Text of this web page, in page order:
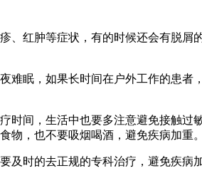
红肿等症状，有的时候还会有脱屑
眠，如果长时间在户外工作的患者
，生活中也要多注意避免接触过
物，也不要吸烟喝酒，避免疾病加重。
时的去正规的专科治疗，避免疾病